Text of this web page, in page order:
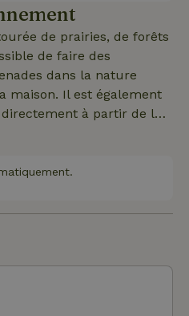
de prairies, de forêts
de faire des
dans la nature
maison. Il est également
à partir de la
de randonnée font
possibilités d'explorer
Lautenbach Lautenbach
de Renchtal dans le
environ 2000
de la surface de la
de forêts. En tant que
est très attractive
à ses vignobles et ses